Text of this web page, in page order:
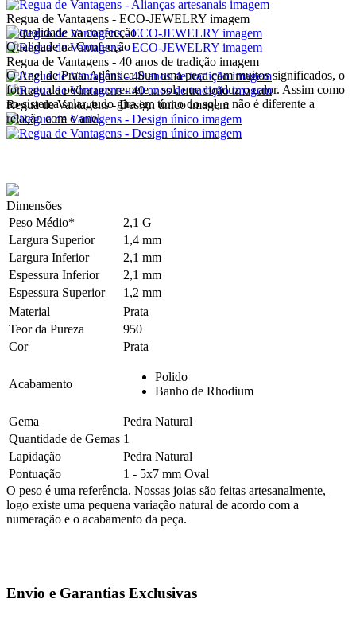
Regua de Vantagens - ECO-JEWELRY imagem
Regua de Vantagens - 40 anos de tradição imagem
Regua de Vantagens - Design único imagem
Qualidade na Confecção
O Anel de Prata Atlântica Sun uma peça com muitos significados, o
formato da pedra nos remete o sol, que conduz o calor. Assim como
no sistema solar, tudo gira em torno do sol, e não é diferente a
relação com o anel.
Dimensões
Peso Médio*
2,1 G
Largura Superior
1,4 mm
Largura Inferior
2,1 mm
Espessura Inferior
2,1 mm
Espessura Superior
1,2 mm
Material
Prata
Teor da Pureza
950
Cor
Prata
Acabamento
Polido
Banho de Rhodium
Gema
Pedra Natural
Quantidade de Gemas 1
Lapidação
Pedra Natural
Pontuação
1 - 5x7 mm Oval
O peso é uma referência. Nossas joias são feitas artesanalmente,
logo existe uma pequena variação natural de acordo com a
numeração e o acabamento da peça.
Envio e Garantias Exclusivas